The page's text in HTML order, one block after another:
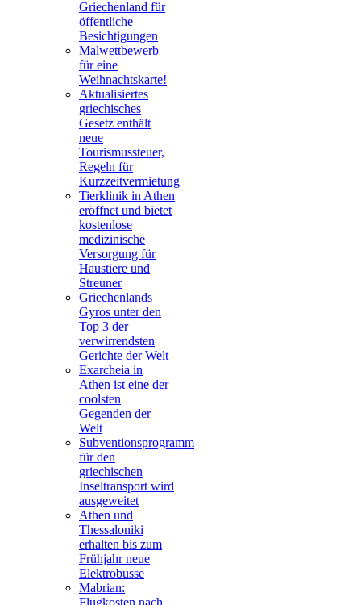
Griechenland für
öffentliche
Besichtigungen
Malwettbewerb
für eine
Weihnachtskarte!
Aktualisiertes
griechisches
Gesetz enthält
neue
Tourismussteuer,
Regeln für
Kurzzeitvermietung
Tierklinik in Athen
eröffnet und bietet
kostenlose
medizinische
Versorgung für
Haustiere und
Streuner
Griechenlands
Gyros unter den
Top 3 der
verwirrendsten
Gerichte der Welt
Exarcheia in
Athen ist eine der
coolsten
Gegenden der
Welt
Subventionsprogramm
für den
griechischen
Inseltransport wird
ausgeweitet
Athen und
Thessaloniki
erhalten bis zum
Frühjahr neue
Elektrobusse
Mabrian:
Flugkosten nach